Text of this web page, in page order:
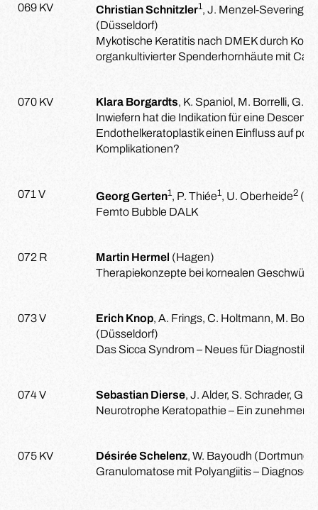
069 KV Christian Schnitzler1, J. Menzel-Severing
(Düsseldorf)
Mykotische Keratitis nach DMEK durch
organkultivierter Spenderhornhäute mit
070 KV Klara Borgardts, K. Spaniol, M. Borrelli, G.
Inwiefern hat die Indikation für eine
Endothelkeratoplastik einen Einfluss auf
Komplikationen?
071 V Georg Gerten1, P. Thiée1, U. Oberheide2 (
Femto Bubble DALK
072 R Martin Hermel (Hagen)
Therapiekonzepte bei kornealen
073 V Erich Knop, A. Frings, C. Holtmann, M.
(Düsseldorf)
Das Sicca Syndrom – Neues für Diagnostik
074 V Sebastian Dierse, J. Alder, S. Schrader, G.
Neurotrophe Keratopathie – Ein
075 KV Désirée Schelenz, W. Bayoudh (Dortmund)
Granulomatose mit Polyangiitis –